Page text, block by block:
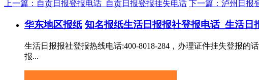
上一篇：自贡日报登报电话_自贡日报登报挂失电话 下一篇：泸州日报
华东地区报纸 知名报纸生活日报报社登报电话_生活日
生活日报报社登报热线电话:400-8018-284，办理证件挂失登报
报...